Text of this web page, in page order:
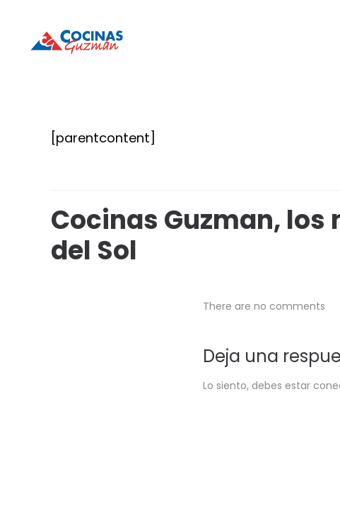
Cocinas
Cocinas
[parentcontent]
Cocinas Guzman,
del Sol
There are no comments
Deja una
Lo siento, debes estar